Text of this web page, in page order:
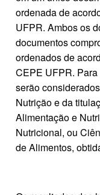
ordenada de
UFPR. Ambos os
documentos
ordenados de
CEPE UFPR.
serão
Nutrição e da
Alimentação e
Nutricional, ou
de Alimentos,